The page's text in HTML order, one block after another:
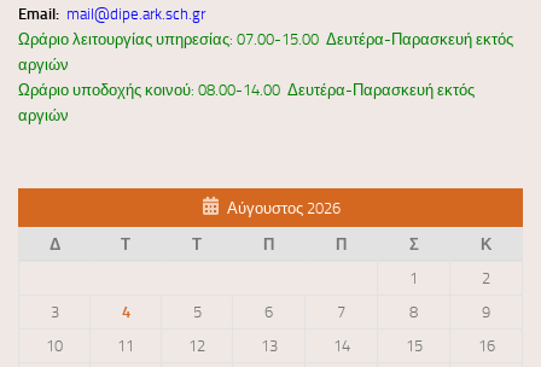
Email: mail@dipe.ark.sch.gr
Ωράριο λειτουργίας υπηρεσίας: 07.00-15.00 Δευτέρα-Παρασκευή εκτός
αργιών
Ωράριο υποδοχής κοινού: 08.00-14.00 Δευτέρα-Παρασκευή εκτός
αργιών
Αύγουστος 2026
Δ
Τ Τ Π Π Σ
Κ
1
2
3
4 5 6 7 8
9
10
11 12 13 14 15
16